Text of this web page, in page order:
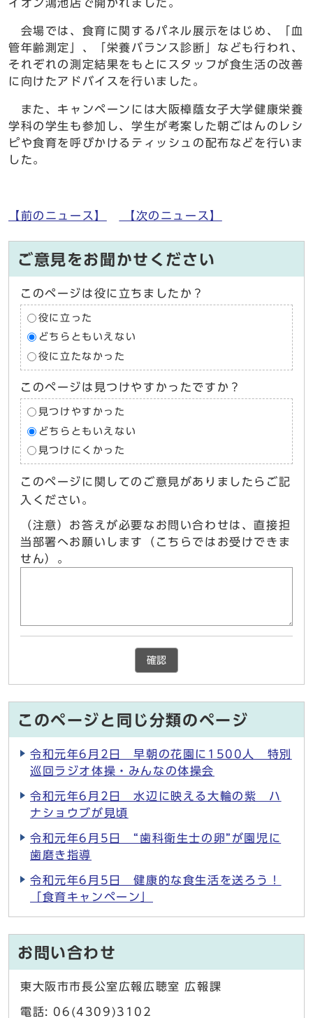
イオン鴻池店で開かれました。
会場では、食育に関するパネル展示をはじめ、「血
管年齢測定」、「栄養バランス診断」なども行われ、
それぞれの測定結果をもとにスタッフが食生活の改善
に向けたアドバイスを行いました。
また、キャンペーンには大阪樟蔭女子大学健康栄養
学科の学生も参加し、学生が考案した朝ごはんのレシ
ピや食育を呼びかけるティッシュの配布などを行いま
した。
【前のニュース】 【次のニュース】
ご意見をお聞かせください
このページは役に立ちましたか？
役に立った
どちらともいえない
役に立たなかった
このページは見つけやすかったですか？
見つけやすかった
どちらともいえない
見つけにくかった
このページに関してのご意見がありましたらご記
入ください。
（注意）お答えが必要なお問い合わせは、直接担
当部署へお願いします（こちらではお受けできま
せん）。
確認
このページと同じ分類のページ
令和元年6月2日 早朝の花園に1500人 特別
巡回ラジオ体操・みんなの体操会
令和元年6月2日 水辺に映える大輪の紫 ハ
ナショウブが見頃
令和元年6月5日 “歯科衛生士の卵”が園児に
歯磨き指導
令和元年6月5日 健康的な食生活を送ろう！
「食育キャンペーン」
お問い合わせ
東大阪市市長公室広報広聴室 広報課
電話: 06(4309)3102